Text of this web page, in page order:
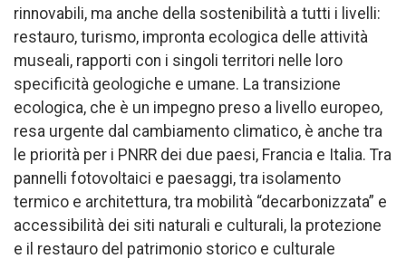
rinnovabili, ma anche della sostenibilità a tutti i livelli:
restauro, turismo, impronta ecologica delle attività
museali, rapporti con i singoli territori nelle loro
specificità geologiche e umane. La transizione
ecologica, che è un impegno preso a livello europeo,
resa urgente dal cambiamento climatico, è anche tra
le priorità per i PNRR dei due paesi, Francia e Italia. Tra
pannelli fotovoltaici e paesaggi, tra isolamento
termico e architettura, tra mobilità “decarbonizzata” e
accessibilità dei siti naturali e culturali, la protezione
e il restauro del patrimonio storico e culturale